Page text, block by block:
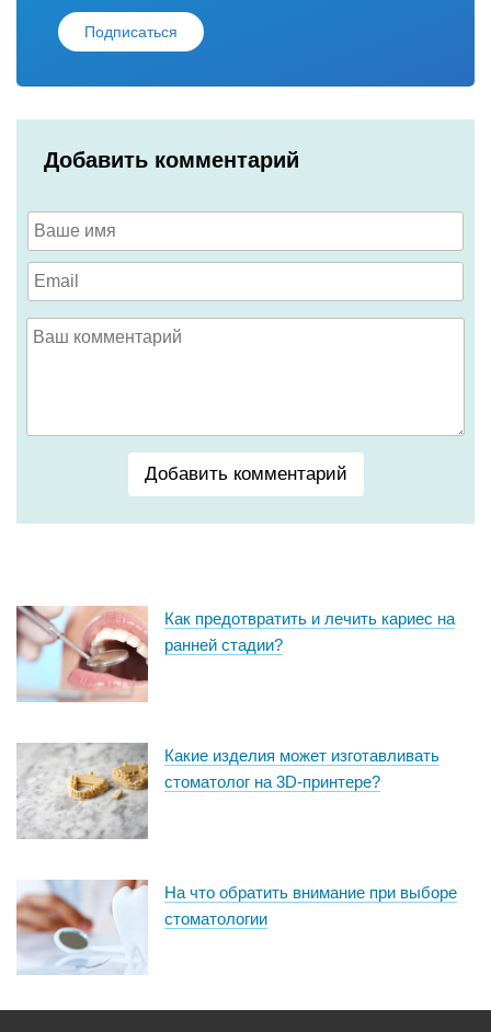
Подписаться
Добавить комментарий
Добавить комментарий
Как предотвратить и лечить кариес на
ранней стадии?
Какие изделия может изготавливать
стоматолог на 3D-принтере?
На что обратить внимание при выборе
стоматологии